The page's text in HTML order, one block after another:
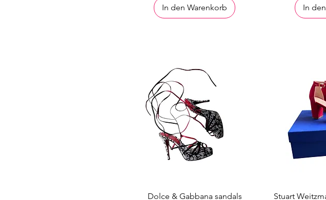
In den Warenkorb In
Dolce & Gabbana sandals Stuart